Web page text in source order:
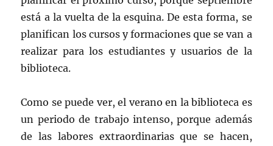
está a la vuelta de la esquina. De esta forma, se
planifican los cursos y formaciones que se van a
realizar para los estudiantes y usuarios de la
biblioteca.
Como se puede ver, el verano en la biblioteca es
un periodo de trabajo intenso, porque además
de las labores extraordinarias que se hacen,